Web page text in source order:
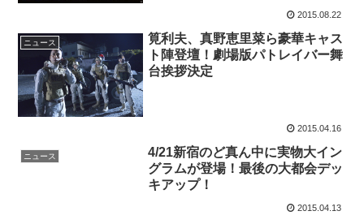
2015.08.22
ニュース
筧利夫、真野恵里菜ら豪華キャス
ト陣登壇！劇場版パトレイバー舞
台挨拶決定
2015.04.16
ニュース
4/21新宿のど真ん中に実物大イン
グラムが登場！最後の大都会デッ
キアップ！
2015.04.13